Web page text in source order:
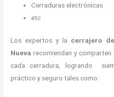
Cerraduras electrónicas
etc
Los expertos y la cerrajero
Nueva recomiendan y comparten
cada cerradura, logrando
práctico y seguro tales como: